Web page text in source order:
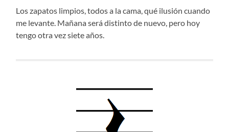
Los zapatos limpios, todos a la cama, qué ilusión cuando
me levante. Mañana será distinto de nuevo, pero hoy
tengo otra vez siete años.